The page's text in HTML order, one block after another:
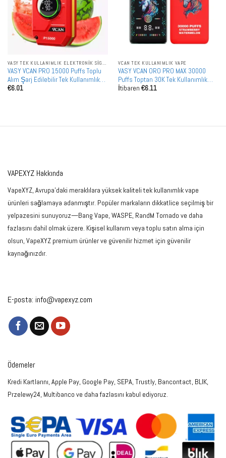
VASY TEK KULLANIMLIK ELEKTRONIK SIGARALAR
VASY VCAN PRO 15000 Puffs Toplu
Alım Şarj Edilebilir Tek Kullanımlık
Vape Toptan Satış
€6.01
VCAN TEK KULLANIMLIK VAPE
VASY VCAN ORO PRO MAX 30000
Puffs Toptan 30K Tek Kullanımlık
Vape Toplu Alım
İtibaren €6.11
VAPEXYZ Hakkında
VapeXYZ, Avrupa'daki meraklılara yüksek kaliteli tek kullanımlık vape
ürünleri sağlamaya adanmıştır. Popüler markaların dikkatlice seçilmiş bir
yelpazesini sunuyoruz—Bang Vape, WASPE, RandM Tornado ve daha
fazlasını dahil olmak üzere. Kişisel kullanım veya toplu satın alma için
olsun, VapeXYZ premium ürünler ve güvenilir hizmet için güvenilir
kaynağınızdır.
E-posta: info@vapexyz.com
Ödemeler
Kredi Kartlarını, Apple Pay, Google Pay, SEPA, Trustly, Bancontact, BLIK,
Przelewy24, Multibanco ve daha fazlasını kabul ediyoruz.